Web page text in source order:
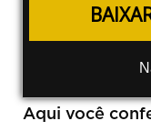
Entrevista:
seu novo
Aqui você